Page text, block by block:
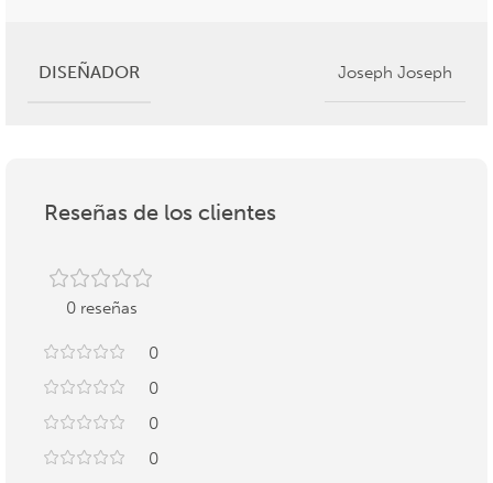
DISEÑADOR Joseph Joseph
Reseñas de los clientes
0 reseñas
0
0
0
0